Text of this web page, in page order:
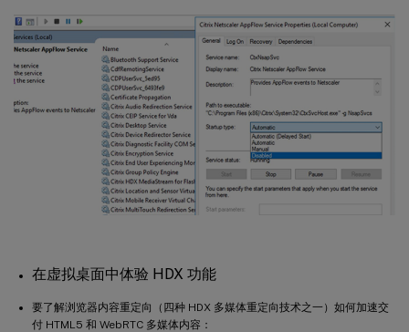
在虚拟桌面中体验 HDX 功能
要了解浏览器内容重定向（四种 HDX 多媒体重定向技术之一）如何加速交
付 HTML5 和 WebRTC 多媒体内容：